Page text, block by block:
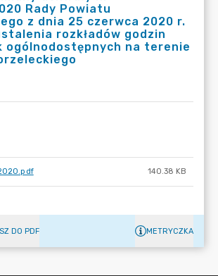
Rady Powiatu
z dnia 25 czerwca 2020 r.
rozkładów godzin
ogólnodostępnych na terenie
140.38 KB
DO PDF METRYCZKA